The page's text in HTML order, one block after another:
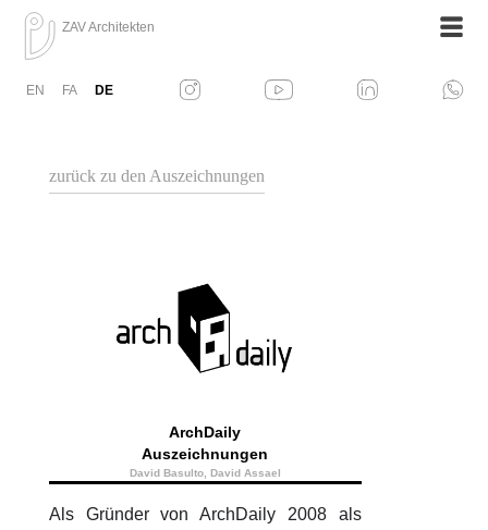
ZAV Architekten
EN FA DE
zurück zu den Auszeichnungen
ArchDaily
Auszeichnungen
David Basulto, David Assael
Als Gründer von ArchDaily 2008 als